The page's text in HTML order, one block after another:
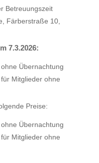
Betreuungszeit
Färberstraße 10,
7.3.2026:
Übernachtung
Mitglieder ohne
Preise:
Übernachtung
Mitglieder ohne